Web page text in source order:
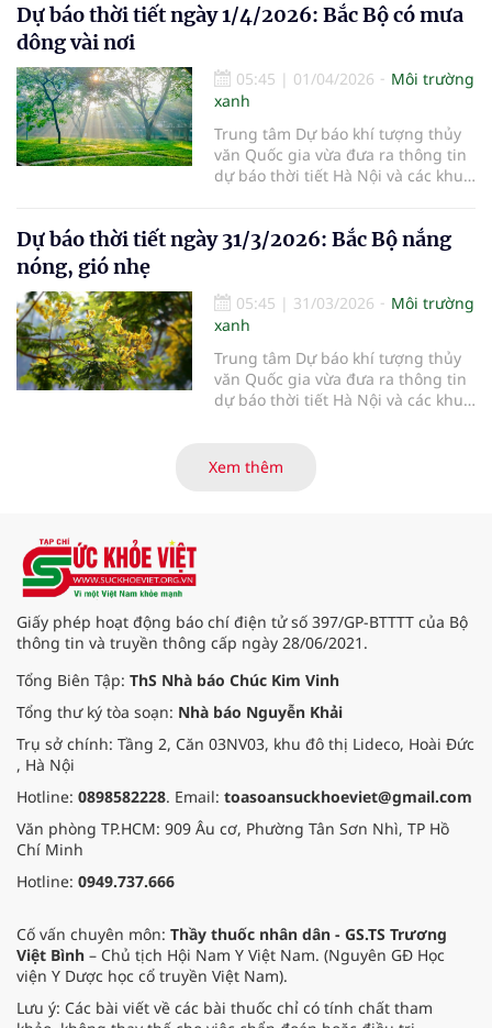
Dự báo thời tiết ngày 1/4/2026: Bắc Bộ có mưa
dông vài nơi
05:45 | 01/04/2026
Môi trường
xanh
Trung tâm Dự báo khí tượng thủy
văn Quốc gia vừa đưa ra thông tin
dự báo thời tiết Hà Nội và các khu
Dự báo thời tiết ngày 31/3/2026: Bắc Bộ nắng
nóng, gió nhẹ
05:45 | 31/03/2026
Môi trường
xanh
Trung tâm Dự báo khí tượng thủy
văn Quốc gia vừa đưa ra thông tin
dự báo thời tiết Hà Nội và các khu
Xem thêm
Giấy phép hoạt động báo chí điện tử số 397/GP-BTTTT của Bộ
thông tin và truyền thông cấp ngày 28/06/2021.
Tổng Biên Tập: ThS Nhà báo Chúc Kim Vinh
Tổng thư ký tòa soạn: Nhà báo Nguyễn Khải
Trụ sở chính: Tầng 2, Căn 03NV03, khu đô thị Lideco, Hoài Đức
, Hà Nội
Hotline: 0898582228. Email: toasoansuckhoeviet@gmail.com
Văn phòng TP.HCM: 909 Âu cơ, Phường Tân Sơn Nhì, TP Hồ
Chí Minh
Hotline: 0949.737.666
Cố vấn chuyên môn: Thầy thuốc nhân dân - GS.TS Trương
Việt Bình – Chủ tịch Hội Nam Y Việt Nam. (Nguyên GĐ Học
viện Y Dược học cổ truyền Việt Nam).
Lưu ý: Các bài viết về các bài thuốc chỉ có tính chất tham